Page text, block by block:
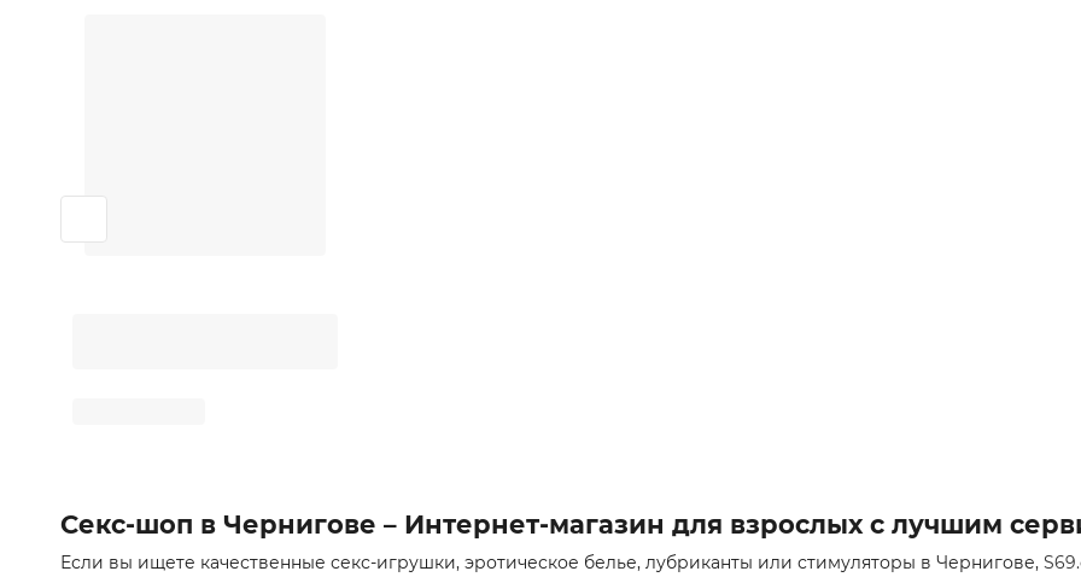
Секс-шоп в Чернигове – Интернет-магазин для взрослых с лучшим
Если вы ищете качественные секс-игрушки, эротическое белье, лубриканты или стимуляторы в Чернигове,